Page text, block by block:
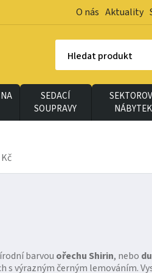
O nás Aktuality
Hledat produkt
SEDACÍ
SOUPRAVY
NÁBYTEK
barvou ořechu Shirin, nebo
výrazným černým lemováním.